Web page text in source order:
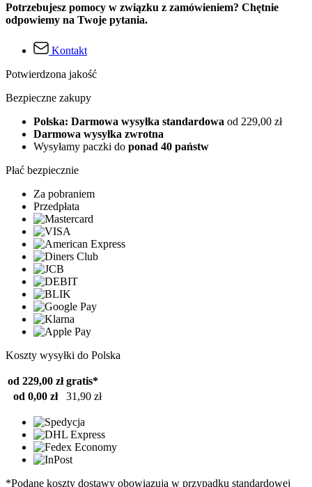
Potrzebujesz pomocy w związku z zamówieniem? Chętnie
odpowiemy na Twoje pytania.
Kontakt
Potwierdzona jakość
Bezpieczne zakupy
Polska: Darmowa wysyłka standardowa od 229,00 zł
Darmowa wysyłka zwrotna
Wysyłamy paczki do ponad 40 państw
Płać bezpiecznie
Za pobraniem
Przedpłata
Koszty wysyłki do Polska
od 229,00 zł gratis*
od 0,00 zł
31,90 zł
*Podane koszty dostawy obowiązują w przypadku standardowej